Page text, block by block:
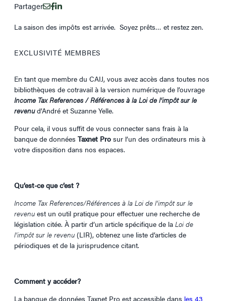
Partager
La saison des impôts est arrivée. Soyez prêts… et restez zen.
EXCLUSIVITÉ MEMBRES
En tant que membre du CAIJ, vous avez accès dans toutes nos
bibliothèques de cotravail à la version numérique de l’ouvrage
Income Tax References / Références à la Loi de l’impôt sur le
revenud’André et Suzanne Yelle.
Pour cela, il vous suffit de vous connecter sans frais à la
banque de données Taxnet Pro sur l’un des ordinateurs mis à
votre disposition dans nos espaces.
Qu’est-ce que c’est ?
Income Tax References/Références à la Loi de l’impôt sur le
revenu est un outil pratique pour effectuer une recherche de
législation citée. À partir d’un article spécifique de la Loi de
l’impôt sur le revenu (LIR), obtenez une liste d’articles de
périodiques et de la jurisprudence citant.
Comment y accéder?
La banque de données Taxnet Pro est accessible dans les 43